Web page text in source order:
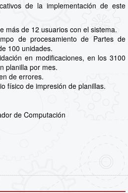
de la implementación de este
más de 12 usuarios con el sistema.
de procesamiento de Partes de
100 unidades.
en modificaciones, en los 3100
planilla por mes.
de errores.
físico de impresión de planillas.
de Computación